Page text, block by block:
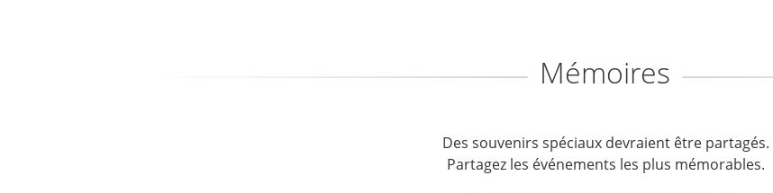
Mémoires
Des souvenirs spéciaux devraient être partagés.
Partagez les événements les plus mémorables.